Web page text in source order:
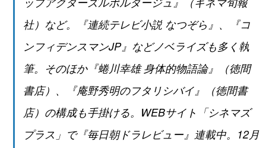
社）など。『連続テレビ小説 なつぞら』、『コ
ンフィデンスマンJP』などノベライズも多く執
筆。そのほか『蜷川幸雄 身体的物語論』（徳間
書店）、『庵野秀明のフタリシバイ』（徳間書
店）の構成も手掛ける。WEBサイト「シネマズ
プラス」で『毎日朝ドラレビュー』連載中。12月